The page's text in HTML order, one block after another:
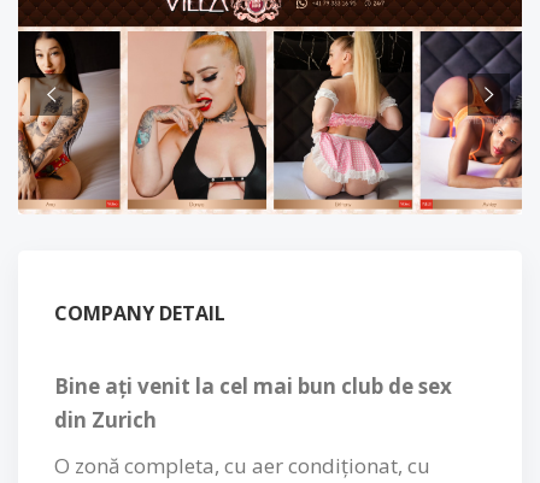
COMPANY DETAIL
Bine ați venit la cel mai bun club de sex
din Zurich
O zonă completa, cu aer condiționat, cu